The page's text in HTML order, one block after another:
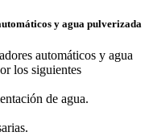
y agua pulverizada
automáticos y agua
los siguientes
de agua.